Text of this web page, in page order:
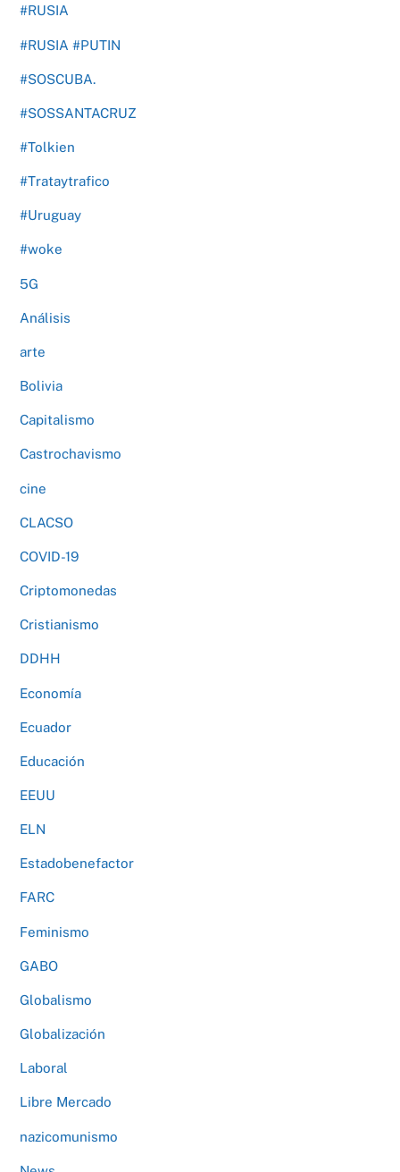
#RUSIA
#RUSIA #PUTIN
#SOSCUBA.
#SOSSANTACRUZ
#Tolkien
#Trataytrafico
#Uruguay
#woke
5G
Análisis
arte
Bolivia
Capitalismo
Castrochavismo
cine
CLACSO
COVID-19
Criptomonedas
Cristianismo
DDHH
Economía
Ecuador
Educación
EEUU
ELN
Estadobenefactor
FARC
Feminismo
GABO
Globalismo
Globalización
Laboral
Libre Mercado
nazicomunismo